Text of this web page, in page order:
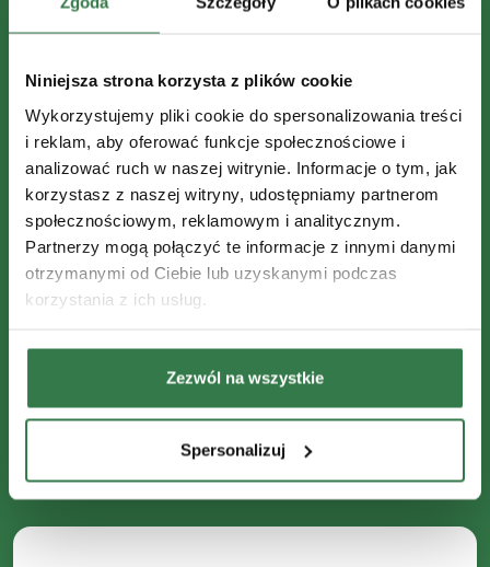
Niniejsza strona korzysta z plików cookie
Wykorzystujemy pliki cookie do spersonalizowania treści
i reklam, aby oferować funkcje społecznościowe i
analizować ruch w naszej witrynie. Informacje o tym, jak
korzystasz z naszej witryny, udostępniamy partnerom
społecznościowym, reklamowym i analitycznym.
Partnerzy mogą połączyć te informacje z innymi danymi
otrzymanymi od Ciebie lub uzyskanymi podczas
korzystania z ich usług.
Zezwól na wszystkie
Spersonalizuj